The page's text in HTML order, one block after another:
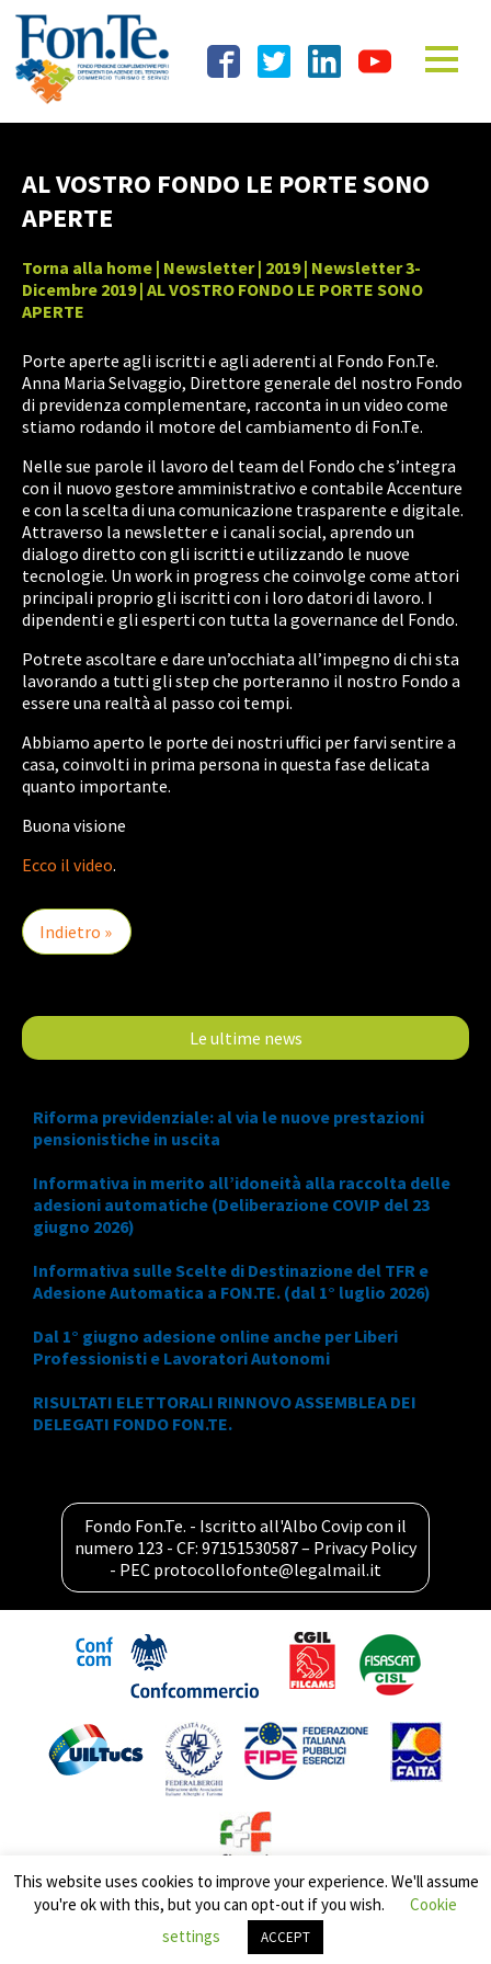
Le ultime news
Riforma previdenziale: al via le nuove prestazioni
pensionistiche in uscita
Informativa in merito all’idoneità alla raccolta delle
adesioni automatiche (Deliberazione COVIP del 23
giugno 2026)
Informativa sulle Scelte di Destinazione del TFR e
Adesione Automatica a FON.TE. (dal 1° luglio 2026)
Dal 1° giugno adesione online anche per Liberi
Professionisti e Lavoratori Autonomi
RISULTATI ELETTORALI RINNOVO ASSEMBLEA DEI
DELEGATI FONDO FON.TE.
AL VOSTRO FONDO LE PORTE SONO
APERTE
Torna alla home | Newsletter| 2019| Newsletter 3-
Dicembre 2019| AL VOSTRO FONDO LE PORTE SONO
APERTE
Porte aperte agli iscritti e agli aderenti al Fondo Fon.Te.
Anna Maria Selvaggio, Direttore generale del nostro Fondo
di previdenza complementare, racconta in un video come
stiamo rodando il motore del cambiamento di Fon.Te.
Nelle sue parole il lavoro del team del Fondo che s’integra
con il nuovo gestore amministrativo e contabile Accenture
e con la scelta di una comunicazione trasparente e digitale.
Attraverso la newsletter e i canali social, aprendo un
dialogo diretto con gli iscritti e utilizzando le nuove
tecnologie. Un work in progress che coinvolge come attori
principali proprio gli iscritti con i loro datori di lavoro. I
dipendenti e gli esperti con tutta la governance del Fondo.
Potrete ascoltare e dare un’occhiata all’impegno di chi sta
lavorando a tutti gli step che porteranno il nostro Fondo a
essere una realtà al passo coi tempi.
Abbiamo aperto le porte dei nostri uffici per farvi sentire a
casa, coinvolti in prima persona in questa fase delicata
quanto importante.
Buona visione
Ecco il video.
Indietro »
Fondo Fon.Te. - Iscritto all'Albo Covip con il
numero 123 - CF: 97151530587 – Privacy Policy
- PEC protocollofonte@legalmail.it
This website uses cookies to improve your experience. We'll assume
you're ok with this, but you can opt-out if you wish.
Cookie
settings
ACCEPT